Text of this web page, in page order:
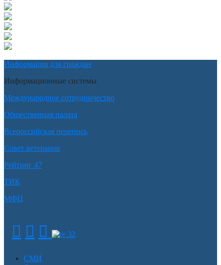
Информация для граждан
Информационные системы
Международное сотрудничество
Общественная палата
Всероссийская перепись
Совет ветеранов
Рейтинг 47
ТИК
МФЦ
СМИ